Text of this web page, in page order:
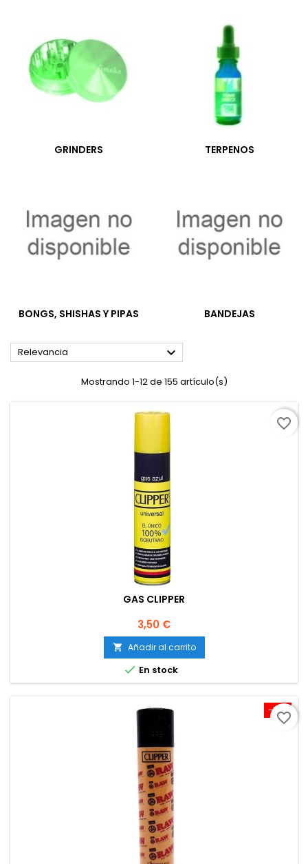
GRINDERS TERPENOS
BONGS, SHISHAS Y PIPAS BANDEJAS
Relevancia 
Mostrando 1-12 de 155 artículo(s)
GAS CLIPPER
Precio
3,50 €
 Añadir al carrito
 En stock
favorite_border
-10%
favorite_border